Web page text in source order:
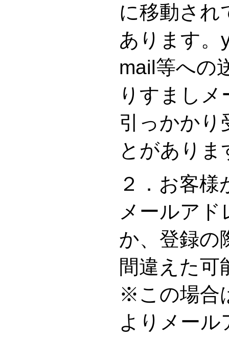
に移動され
あります。
mail等への
りすまし
引っかかり
とがありま
２．お客様
メールア
か、登録の
間違えた可
※この場合
よりメール